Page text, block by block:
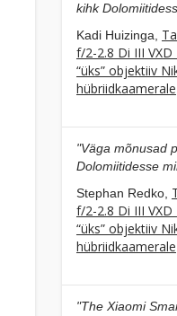
kihk
Kadi Huizinga,
f/2-2.8 Di III
“üks” objektiiv
hübriidkaamerale
"Väga mõnusad
Dolomiitidesse
Stephan Redko,
f/2-2.8 Di III
“üks” objektiiv
hübriidkaamerale
"The Xiaomi